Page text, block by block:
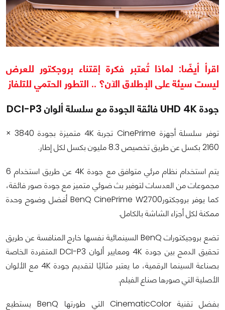
اقرأ أيضًا: لماذا تُعتبر فكرة إقتناء بروجكتور للعرض
ليست سيئة على الإطلاق الآن؟ .. التطور الحتمي للتلفاز
جودة UHD 4K فائقة الجودة مع سلسلة ألوان DCI-P3
توفر سلسلة أجهزة CinePrime تجربة 4K متميزة بجودة 3840 ×
2160 بكسل عن طريق تخصيص 8.3 مليون بكسل لكل إطار.
يتم استخدام نظام مرئي متوافق مع جودة 4K عن طريق استخدام 6
مجموعات من العدسات لتوفير بث ضوئي متميز مع جودة صور فائقة،
كما يوفر بروجكتورBenQ CinePrime W2700 أفضل وضوح وحدة
ممكنة لكل أجزاء الشاشة بالكامل.
تضع بروجيكتورات BenQ السينمائية نفسها خارج المنافسة عن طريق
تحقيق الدمج بين جودة 4K ومعايير ألوان DCI-P3 المتفردة الخاصة
بصناعة السينما الرقمية، ما يعتبر مثاليًا لتقديم جودة 4K مع الألوان
الأصلية التي صورها صناع الفيلم.
بفضل تقنية CinematicColor التي طورتها BenQ يستطيع